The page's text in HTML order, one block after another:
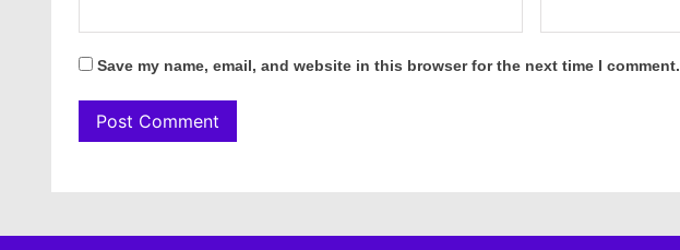
Save my name, email, and website in this browser for the next time I comment.